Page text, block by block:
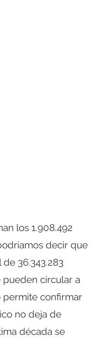
los 1.908.492
decir que
36.343.283
circular a
permite confirmar
no deja de
década se